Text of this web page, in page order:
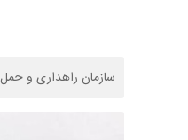
سازمان راهداری و